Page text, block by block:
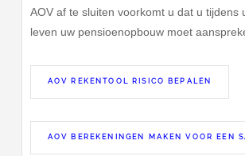
AOV af te sluiten voorkomt u dat u tijdens
leven uw pensioenopbouw moet
AOV REKENTOOL RISICO BEPALEN
AOV BEREKENINGEN MAKEN VOOR EEN